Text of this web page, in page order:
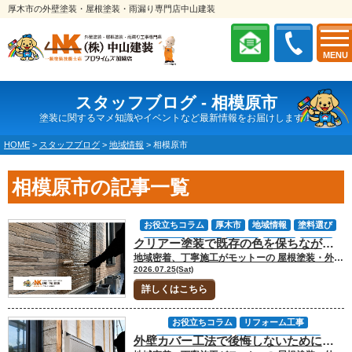
MENU
厚木市の外壁塗装・屋根塗装・雨漏り専門店中山建装
スタッフブログ - 相模原市
塗装に関するマメ知識やイベントなど最新情報をお届けします！
HOME > スタッフブログ > 地域情報 > 相模原市
相模原市の記事一覧
クリアー塗装で既存の色を保ちながら保護効果を高める方法｜【大和市で外壁塗装・屋根塗装をするなら中山建装】
地域密着、丁寧施工がモットーの 屋根塗装・外壁塗装専門店の中山建装です！ 代表取締役の中山です！ レンガ調や石目調のサイディングを見て、「塗りつぶさずに柄を残したい」と考える方は多いと思います。その希望に合うのが、透明な塗膜で表面を保護するクリア塗装です。ただし、クリア塗装は劣化した色や補修跡を隠せません。塗れる時期を過ぎていたり、既存コーティングと塗料が合わなかったりすると、仕上がりや密着性で後悔することがあります。 大切なのは、耐久性が高いクリア塗料を先に選ぶことではなく、今の柄を見せたまま保護できる状態かを調べることです。 今回のお役立ちコラムでは、私たち中山建装が診断で確認する条件と、クリア塗装が難しい場合の選択肢をお話しします。 [myphp file="comContactL"] サイディングのクリア塗装が向いている家・向かない家 診断は建物全体を一度に「できる・できない」と決めるものではありません。紫外線を強く受ける南面や西面だけ退色が進み、北面は柄が残っていることがあります。日陰、バルコニー内側、窓下でも吸水やコケの状態が異なります。 私たちは面ごとに色、艶、粉の付着、ひび、反り、シーリング、含水状況を確認し、最も傷んだ場所を基準に判断します。一部だけクリア塗装が難しい場合は、柄を残す面と色付き塗装にする面を分ける配色も検討できます。 ただし、境目や面ごとに艶が不自然にならないか、屋根・サッシとの色のつながりまで完成前に確認することが大切です。 外壁を水で濡らすと一時的に色が濃くなり、クリア塗装後の印象に近く見えることがありますが、正確な完成色ではありません。目立たない場所の試し塗りや塗板も使い、艶の強さと色の深まり方を施工前に確認してください。 クリア塗装が向いているサイディング クリア塗装が向くのは、レンガ調、石目調、木目調など、複数色でつくられた意匠を残したいサイディングです。色あせやチョーキングが軽度で、柄がはっきり残り、目立つひび割れや補修跡がないことが基本条件になります。 透明な塗料は下地をそのまま見せるため、劣化してから元の意匠へ戻すことはできません。築年数だけで一律に判断はしませんが、外壁がきれいに見える比較的早い時期に診断し、塗膜の状態を確認することが成功につながります。 クリア塗装が向かないサイディング 手に粉がはっきり付く強いチョーキング、柄や色の大きな退色、目立つひび割れ、欠損、補修跡がある外壁は、クリア塗装に向きません。透明なので、塗った後も傷みや色の差が見え、艶が出ることで補修部分がかえって目立つ場合があります。 サイディングの反りや浮き、層間剥離、水分を含んだ状態も、先に原因と補修方法を考える必要があります。外壁材自体の交換が必要な症状を、塗膜だけで解決することはできません。既存コーティングの種類が分からず、塗料との相性を確認できない場合も、そのまま施工しない判断が必要です。 光触媒・無機・難付着サイディングは塗料適合を確認する 光触媒や無機系などの表面コーティングが施されたサイディングは、汚れが付きにくい一方、一般的な塗料も密着しにくい場合があります。「クリア塗料なら何にでも塗れる」というわけではありません。 外壁材と既存塗膜を確認し、塗料メーカーの仕様書で適合する製品、専用下塗りの要否、塗装回数、乾燥時間を調べます。情報が足りない場合は、小さな範囲で試験施工や密着確認を行い、問題がないか確かめてから全体の工事を判断します。 ▼石材調サイディングにクリア塗装できる条件について詳しく知りたい方はこちらのコラムをご覧ください▼「石材調サイディングはクリヤー一択？」可否判定と失敗回避 クリア塗装で起こる失敗と代替工法 色あせや補修跡がそのまま透けて見える 色付き塗料には下地を覆う隠ぺい力がありますが、クリア塗料は透明です。退色した柄、洗浄で落ちない染み、ひびを埋めた補修材、交換したサイディングとの色差は基本的に残ります。 補修方法によって、どの程度跡が見えるのかを施工前に説明することが大切です。目立ちにくい場所で仕上がりを確認し、柄を残す利点と補修跡が見える欠点を比べます。完成後に「透明なら新築時の色へ戻る」と誤解しないよう、現状を基準に判断してください。 密着不良で白化・剥がれが発生する 外壁に水分、汚れ、コケ、油分、劣化した既存塗膜が残っていると、密着不良や白化、剥がれの原因になります。高圧洗浄後に十分な乾燥時間を取らず、水分が残ったまま塗ることも避けなければなりません。 下地の状態、気温と湿度、塗布量、工程間の乾燥時間を守って初めて、塗料本来の性能が発揮されます。高耐久という商品名だけでは、工事が長持ちする保証になりません。私たちは、塗料選びより先に下地と施工条件を確認します。 ▼塗膜の膨れや剥離を防ぐ下地処理について詳しく知りたい方はこちらのコラムをご覧ください▼塗膜の膨れ・剥離はなぜ起きる？再発防止の下地・乾燥管理 シーリングの色や施工順序が仕上がりを左右する サイディング目地のシーリングは、外壁の動きに追従し、雨水の浸入を防ぐ重要な部分です。シーリングを塗装前に施工する先打ちと、塗装後に施工する後打ちでは、見え方と塗膜への影響が異なります。 クリア塗料をシーリングへ重ねられるか、後打ちが指定されているかは製品仕様で確認します。シーリングの色は目地としてそのまま見えるため、既存の柄、サッシ、完成時の艶との組み合わせも検討してください。順序を一律に決めず、使用材料の適合をそろえます。 クリア塗装が難しい場合の選択肢 柄の退色や補修跡が目立つ場合は、単色塗装で全体を整える方法があります。凹凸を利用した2色塗りや多彩仕上げなら、意匠をつくり直しながら傷みを覆える場合もあります。 破損が一部なら、サイディングを部分交換してから塗装する方法も比較します。ただし、同じ柄の材料が廃番になっていることもあります。元の柄を残す希望だけにこだわらず、外壁を確実に保護できる工法を優先すべき状態もあります。 中山建装のクリア塗装施工例 厚木市屋根外壁塗装工事では、アステックペイントのスーパーSDクリヤー無機-JYと、HBサイディングプライマー-JYを使用しました。高圧洗浄、目地シーリングの撤去・打設、下地を整える下塗りを経て仕上げています。材料名だけでなく、密着させるための工程も施工品質を左右します。 愛甲郡K様邸では、劣化した目地シーリングを撤去し、プライマー塗布、新しいシーリングの打設を行ったうえで、外壁のクリヤー下塗りと上塗りを施工しました。施工事例を見るときは、完成写真だけでなく、洗浄、補修、目地、塗装回数まで確認してください。 ▼塗料と下地の関係を動画でも解説しています▼ YouTube「【外壁塗装】20年持つ塗料なのに10年で劣化！？長持ちしない本当の理由」 ▼専用プライマーを使用したクリア塗装について詳しく知りたい方はこちらの施工事例をご覧ください▼厚木市屋根外壁塗装工事 [myphp file="comContactL"] FAQ｜サイディングのクリア塗装についてよくある質問 Q.築10年以上でもクリア塗装はできますか？ 築10年を過ぎたことだけで不可能にはなりません。方角、日当たり、外壁材、既存コーティングによって劣化速度は異なります。柄の退色、チョーキング、ひび、反り、密着性を診断して決めます。 Q.チョーキングが少し出ていても施工できますか？ 粉の量や原因、洗浄後の状態、使用する塗料の仕様によって判断が変わります。軽く見えても密着に影響することがあるため、手で触る確認だけで決めず、試験施工やメーカーへの適合確認を行います。 Q.ひび割れを補修してからクリア塗装できますか？ 補修自体は必要ですが、透明塗料では補修材の色や形が透けます。細く目立ちにくい補修で済むか、構造的な動きや吸水がないかを確認します。跡が目立つ場合は、単色や多彩仕上げも比較してください。 柄を残せるかは塗料ではなく外壁の状態で決まります｜中山建装にご相談ください クリア塗装で失敗を防ぐには、柄が残っているか、チョーキングや補修跡が少ないか、外壁材が水分を含んでいないか、既存コーティングに塗料が密着するかを確認する必要があります。高耐久塗料でも、下地と施工条件が合わなければ長持ちしません。 私たち中山建装では、最初からクリア塗装の見積もりを出すのではなく、サイディングの柄を残せる状態かを診断します。難しい場合は、単色塗装、2色塗り、多彩仕上げ、部分交換も比較し、外壁を守れる方法をご案内します。 今のデザインを活かせるか知りたい段階で、サイディング診断をご相談ください。 [myphp file="comContactL"] ▼合わせてチェック▼ 中山建装塗装専門ショールーム 厚木店 中山建装塗装専門ショールーム 大和店
2026.07.25(Sat)
詳しくはこちら
お役立ちコラム 厚木市 地域情報
塗料選び
外壁塗装
大和市 座間市 愛川町
横浜市
海老名市
相模原市 神奈川県
外壁カバー工法で後悔しないために｜費用差・施工例・塗装との違いを専門店が解説
お役立ちコラム
リフォーム工事
中山建装について
劣化・補修・小工事